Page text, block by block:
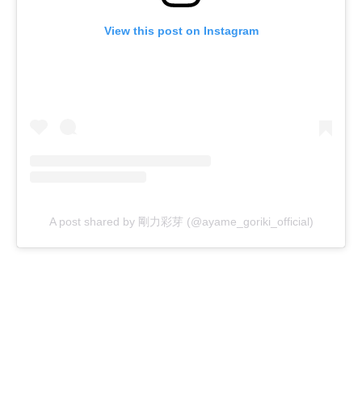
View this post on Instagram
A post shared by 剛力彩芽 (@ayame_goriki_official)